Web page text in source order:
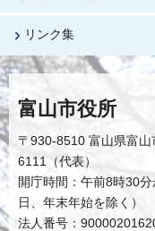
リンク集
富山市役所
〒930-8510 富山県富
6111（代表）
開庁時間：午前8時30
日、年末年始を除く）
法人番号：